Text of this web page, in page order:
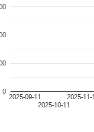
2025-09-11
2025-10-11
2025-11-
0